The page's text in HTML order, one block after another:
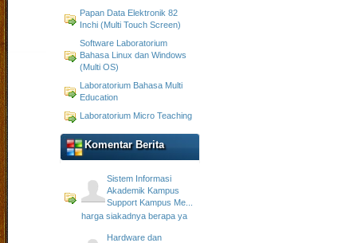
Papan Data Elektronik 82
Inchi (Multi Touch Screen)
Software Laboratorium
Bahasa Linux dan Windows
(Multi OS)
Laboratorium Bahasa Multi
Education
Laboratorium Micro Teaching
Komentar Berita
Sistem Informasi
Akademik Kampus
Support Kampus Me...
harga siakadnya berapa ya
Hardware dan